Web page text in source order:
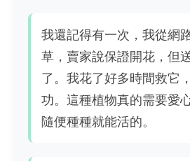
我還記得有一次，我從網
草，賣家說保證開花，但
了。我花了好多時間救它
功。這種植物真的需要愛
隨便種種就能活的。